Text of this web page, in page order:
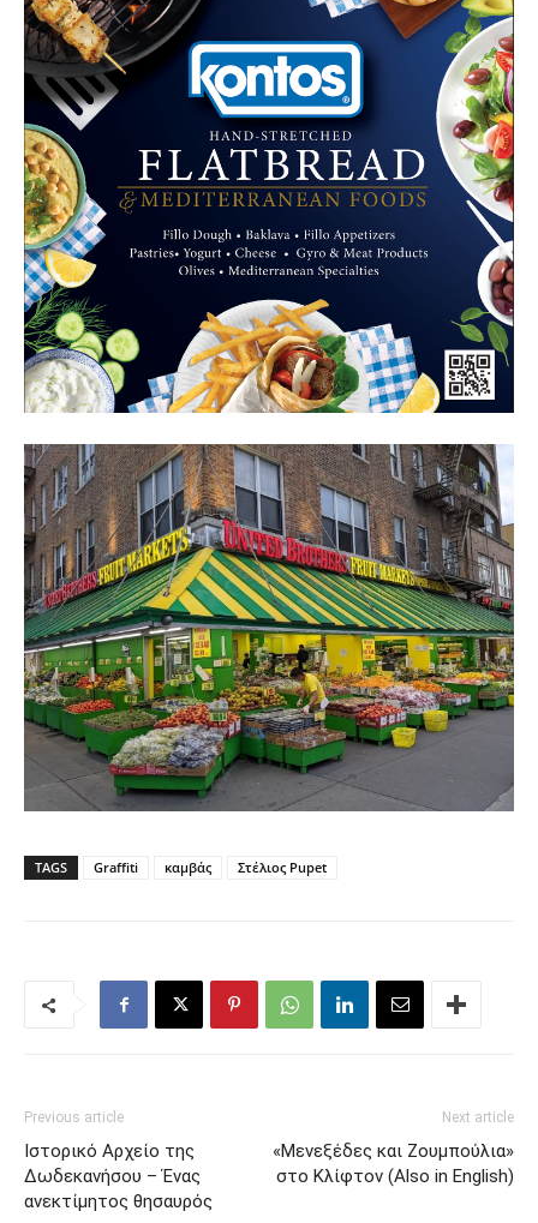
TAGS Graffiti καμβάς Στέλιος Pupet
Previous article
Ιστορικό Αρχείο της
Δωδεκανήσου – Ένας
ανεκτίμητος θησαυρός
Next article
«Μενεξέδες και Ζουμπούλια»
στο Κλίφτον (Also in English)